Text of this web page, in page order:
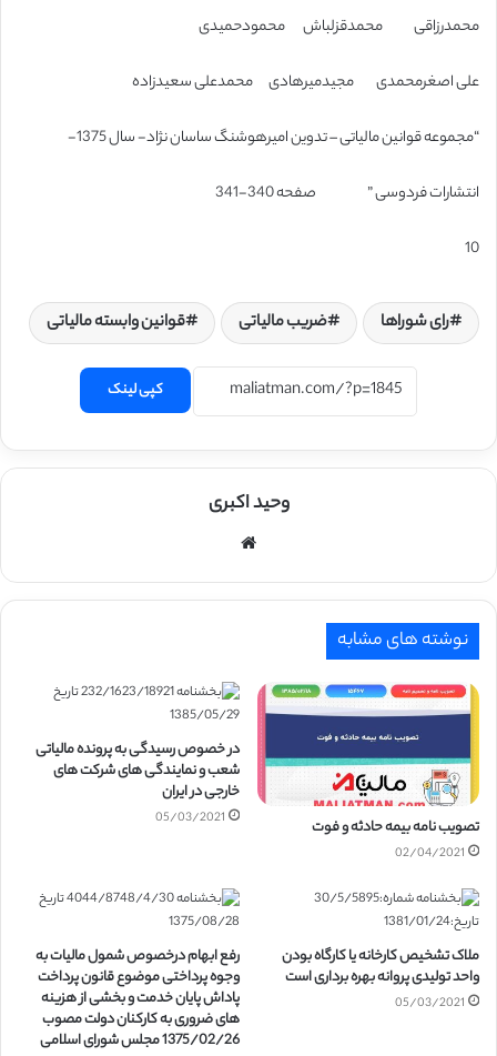
محمدرزاقی محمدقزلباش محمودحمیدی
علی اصغرمحمدی مجیدمیرهادی محمدعلی سعیدزاده
“مجموعه قوانین مالیاتی – تدوین امیرهوشنگ ساسان نژاد- سال 1375-
انتشارات فردوسی ” صفحه 340-341
10
رای شوراها ضریب مالیاتی قوانین وابسته مالیاتی
کپی لینک
وحید اکبری
نوشته های مشابه
تصویب نامه بیمه حادثه و فوت
02/04/2021
در خصوص رسیدگی به پرونده مالیاتی
شعب و نمایندگی های شرکت های
خارجی در ایران
05/03/2021
ملاک تشخیص کارخانه یا کارگاه بودن
واحد تولیدی پروانه بهره برداری است
05/03/2021
رفع ابهام درخصوص شمول مالیات به
وجوه پرداختی موضوع قانون پرداخت
پاداش پایان خدمت و بخشی از هزینه
های ضروری به کارکنان دولت مصوب
1375/02/26 مجلس شورای اسلامی